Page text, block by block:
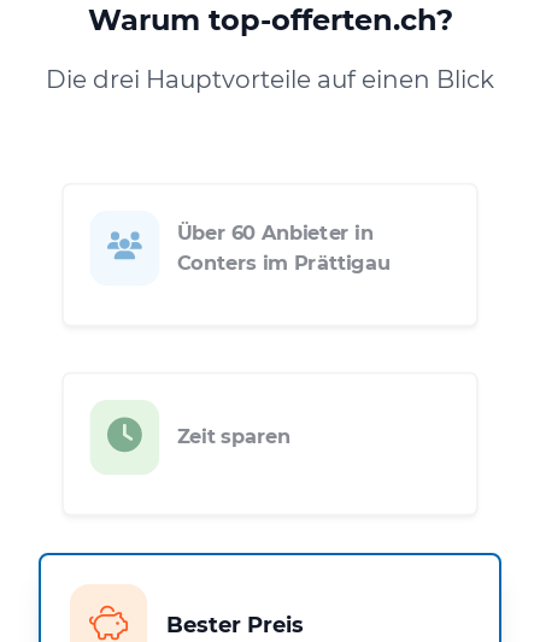
Warum top-offerten.ch?
Die drei Hauptvorteile auf einen Blick
Über 60 Anbieter in
Conters im Prättigau
Zeit sparen
Bester Preis